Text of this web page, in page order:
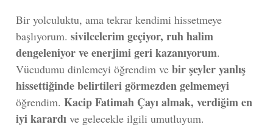
Bir yolculuktu, ama tekrar kendimi hissetmeye
başlıyorum. sivilcelerim geçiyor, ruh halim
dengeleniyor ve enerjimi geri kazanıyorum.
Vücudumu dinlemeyi öğrendim ve bir şeyler yanlış
hissettiğinde belirtileri görmezden gelmemeyi
öğrendim. Kacip Fatimah Çayı almak, verdiğim en
iyi karardı ve gelecekle ilgili umutluyum.